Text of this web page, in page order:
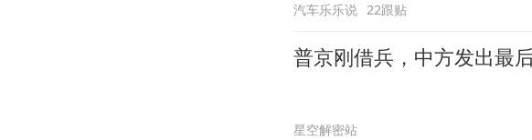
汽车乐乐说 22跟贴
普京刚借兵，中方发出最
星空解密站